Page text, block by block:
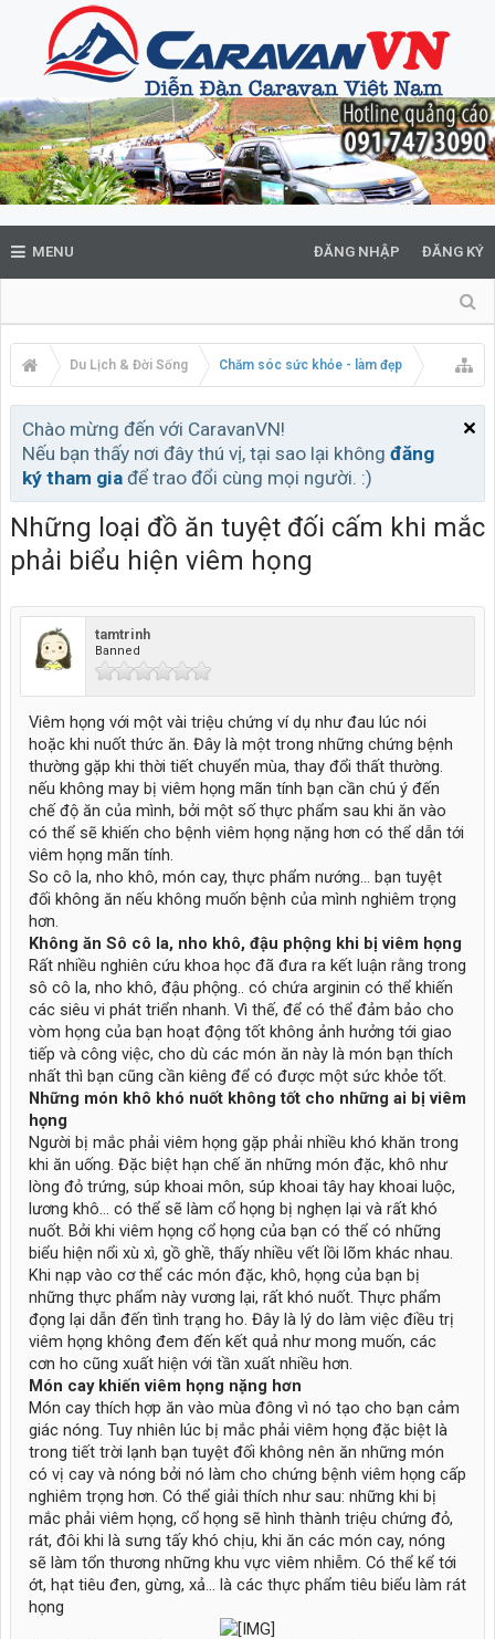
MENU ĐĂNG NHẬP ĐĂNG KÝ
Du Lịch & Đời Sống Chăm sóc sức khỏe - làm đẹp
Chào mừng đến với CaravanVN!
Nếu bạn thấy nơi đây thú vị, tại sao lại không đăng
ký tham gia để trao đổi cùng mọi người. :)
Những loại đồ ăn tuyệt đối cấm khi mắc
phải biểu hiện viêm họng
tamtrinh
Banned
Viêm họng với một vài triệu chứng ví dụ như đau lúc nói
hoặc khi nuốt thức ăn. Đây là một trong những chứng bệnh
thường gặp khi thời tiết chuyển mùa, thay đổi thất thường.
nếu không may bị viêm họng mãn tính bạn cần chú ý đến
chế độ ăn của mình, bởi một số thực phẩm sau khi ăn vào
có thể sẽ khiến cho bệnh viêm họng nặng hơn có thể dẫn tới
viêm họng mãn tính.
So cô la, nho khô, món cay, thực phẩm nướng… bạn tuyệt
đối không ăn nếu không muốn bệnh của mình nghiêm trọng
hơn.
Không ăn Sô cô la, nho khô, đậu phộng khi bị viêm họng
Rất nhiều nghiên cứu khoa học đã đưa ra kết luận rằng trong
sô cô la, nho khô, đậu phộng.. có chứa arginin có thể khiến
các siêu vi phát triển nhanh. Vì thế, để có thể đảm bảo cho
vòm họng của bạn hoạt động tốt không ảnh hưởng tới giao
tiếp và công việc, cho dù các món ăn này là món bạn thích
nhất thì bạn cũng cần kiêng để có được một sức khỏe tốt.
Những món khô khó nuốt không tốt cho những ai bị viêm
họng
Người bị mắc phải viêm họng gặp phải nhiều khó khăn trong
khi ăn uống. Đặc biệt hạn chế ăn những món đặc, khô như
lòng đỏ trứng, súp khoai môn, súp khoai tây hay khoai luộc,
lương khô… có thể sẽ làm cổ họng bị nghẹn lại và rất khó
nuốt. Bởi khi viêm họng cổ họng của bạn có thể có những
biểu hiện nổi xù xì, gồ ghề, thấy nhiều vết lồi lõm khác nhau.
Khi nạp vào cơ thể các món đặc, khô, họng của bạn bị
những thực phẩm này vương lại, rất khó nuốt. Thực phẩm
đọng lại dẫn đến tình trạng ho. Đây là lý do làm việc điều trị
viêm họng không đem đến kết quả như mong muốn, các
cơn ho cũng xuất hiện với tần xuất nhiều hơn.
Món cay khiến viêm họng nặng hơn
Món cay thích hợp ăn vào mùa đông vì nó tạo cho bạn cảm
giác nóng. Tuy nhiên lúc bị mắc phải viêm họng đặc biệt là
trong tiết trời lạnh bạn tuyệt đối không nên ăn những món
có vị cay và nóng bởi nó làm cho chứng bệnh viêm họng cấp
nghiêm trọng hơn. Có thể giải thích như sau: những khi bị
mắc phải viêm họng, cổ họng sẽ hình thành triệu chứng đỏ,
rát, đôi khi là sưng tấy khó chịu, khi ăn các món cay, nóng
sẽ làm tổn thương những khu vực viêm nhiễm. Có thể kể tới
ớt, hạt tiêu đen, gừng, xả… là các thực phẩm tiêu biểu làm rát
họng